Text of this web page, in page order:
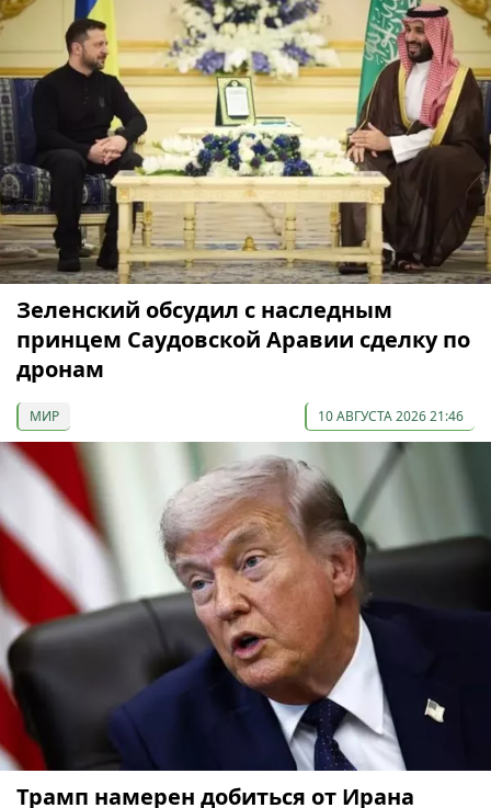
Зеленский обсудил с наследным
принцем Саудовской Аравии сделку по
дронам
МИР 10 АВГУСТА 2026 21:46
Трамп намерен добиться от Ирана